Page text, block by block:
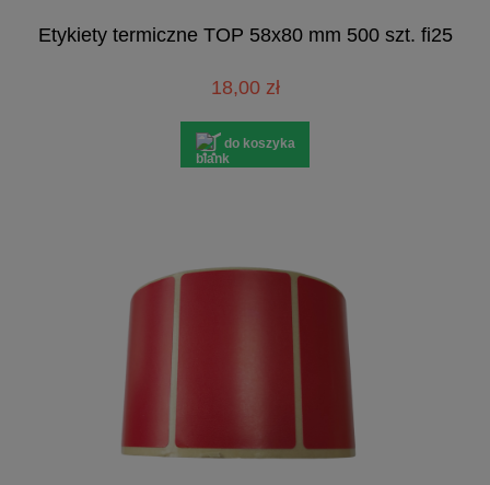
Etykiety termiczne TOP 58x80 mm 500 szt. fi25
18,00 zł
do koszyka